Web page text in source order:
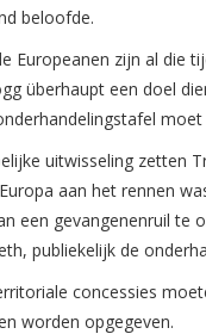
beloofde.
Europeanen zijn al die
überhaupt een doel
moet
uitwisseling zetten
aan het rennen
een gevangenenruil te
publiekelijk de
concessies
worden opgegeven.